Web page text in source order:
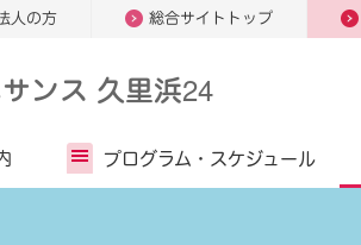
人の方 総合サイトトップ
ンス 久里浜24
プログラム・ スケジュール